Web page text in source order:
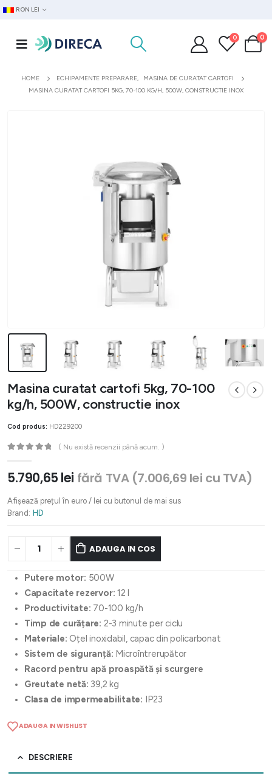
RON LEI
0 0
HOME ECHIPAMENTE PREPARARE,
MASINA DE CURATAT CARTOFI
MASINA CURATAT CARTOFI 5KG, 70-100 KG/H, 500W, CONSTRUCTIE INOX
Masina curatat cartofi 5kg, 70-100
kg/h, 500W, constructie inox
Cod produs: HD229200
( Nu există recenzii până acum. )
5.790,65 lei fără TVA (7.006,69 lei cu TVA)
Afișează prețul în euro / lei cu butonul de mai sus
Brand: HD
ADAUGA IN COS
Putere motor: 500W
Capacitate rezervor: 12 l
Productivitate: 70-100 kg/h
Timp de curățare: 2-3 minute per ciclu
Materiale: Oțel inoxidabil, capac din policarbonat
Sistem de siguranță: Microîntrerupător
Racord pentru apă proaspătă și scurgere
Greutate netă: 39,2 kg
Clasa de impermeabilitate: IP23
ADAUGA IN WISHLIST
DESCRIERE